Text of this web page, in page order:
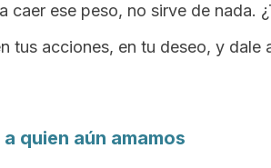
caer ese peso, no sirve de nada.
tus acciones, en tu deseo, y dale
quien aún amamos